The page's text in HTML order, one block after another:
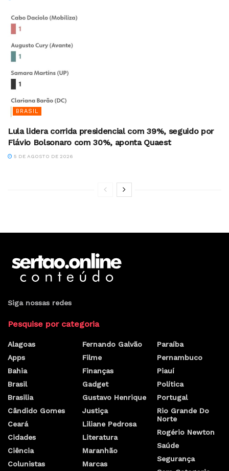
BRASIL
Lula lidera corrida presidencial com 39%, seguido por
Flávio Bolsonaro com 30%, aponta Quaest
5 DE AGOSTO DE 2026
Siga nossas redes
Pesquise por categoria
Alagoas
Apps
Bahia
Brasil
Brasilia
Cândido Gomes
Ceará
Cidades
Ciência
Colunistas
Fernando Galvão
Filme
Finanças
Gadget
Gustavo Henrique
Justiça
Liliane Pedrosa
Literatura
Maranhão
Marcas
Paraíba
Pernambuco
Piauí
Política
Portugal
Rio Grande Do
Norte
Rogério Newton
Saúde
Segurança